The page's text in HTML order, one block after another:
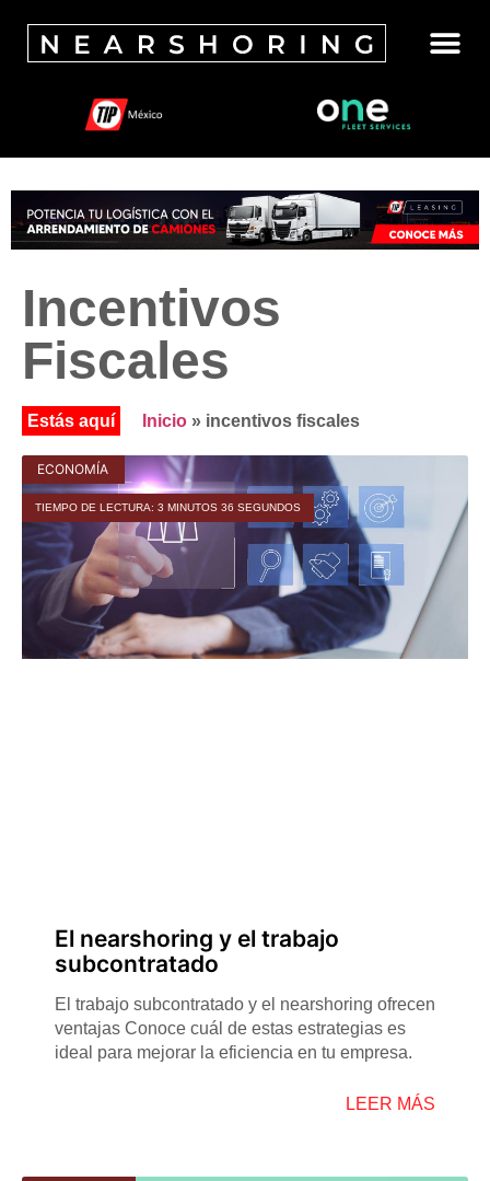
Incentivos
Fiscales
Inicio » incentivos fiscales
ECONOMÍA
El nearshoring y el trabajo
subcontratado
TIEMPO DE LECTURA: 3 MINUTOS 36 SEGUNDOS
El trabajo subcontratado y el nearshoring ofrecen
ventajas Conoce cuál de estas estrategias es
ideal para mejorar la eficiencia en tu empresa.
LEER MÁS